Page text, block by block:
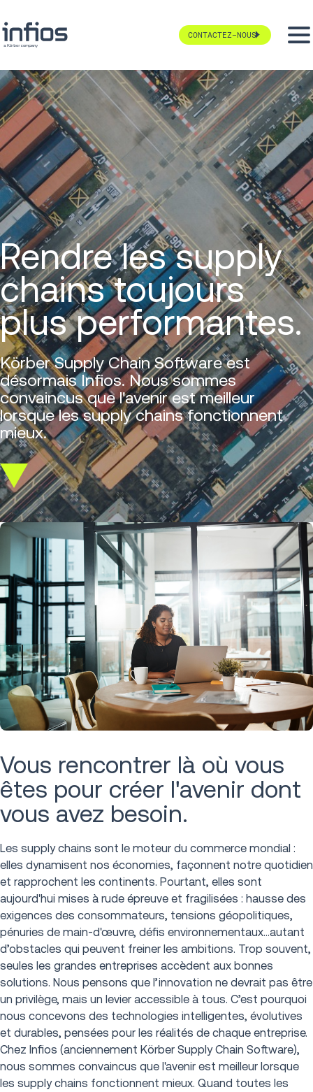
CONTACTEZ-NOUS
Rendre les supply
chains toujours
plus performantes.
Körber Supply Chain Software est
désormais Infios. Nous sommes
convaincus que l'avenir est meilleur
lorsque les supply chains fonctionnent
mieux.
Scroll
down
Vous rencontrer là où vous
êtes pour créer l'avenir dont
vous avez besoin.
Les supply chains sont le moteur du commerce mondial :
elles dynamisent nos économies, façonnent notre quotidien
et rapprochent les continents. Pourtant, elles sont
aujourd'hui mises à rude épreuve et fragilisées : hausse des
exigences des consommateurs, tensions géopolitiques,
pénuries de main-d'œuvre, défis environnementaux…autant
d’obstacles qui peuvent freiner les ambitions. Trop souvent,
seules les grandes entreprises accèdent aux bonnes
solutions. Nous pensons que l’innovation ne devrait pas être
un privilège, mais un levier accessible à tous. C’est pourquoi
nous concevons des technologies intelligentes, évolutives
et durables, pensées pour les réalités de chaque entreprise.
Chez Infios (anciennement Körber Supply Chain Software),
nous sommes convaincus que l'avenir est meilleur lorsque
les supply chains fonctionnent mieux. Quand toutes les